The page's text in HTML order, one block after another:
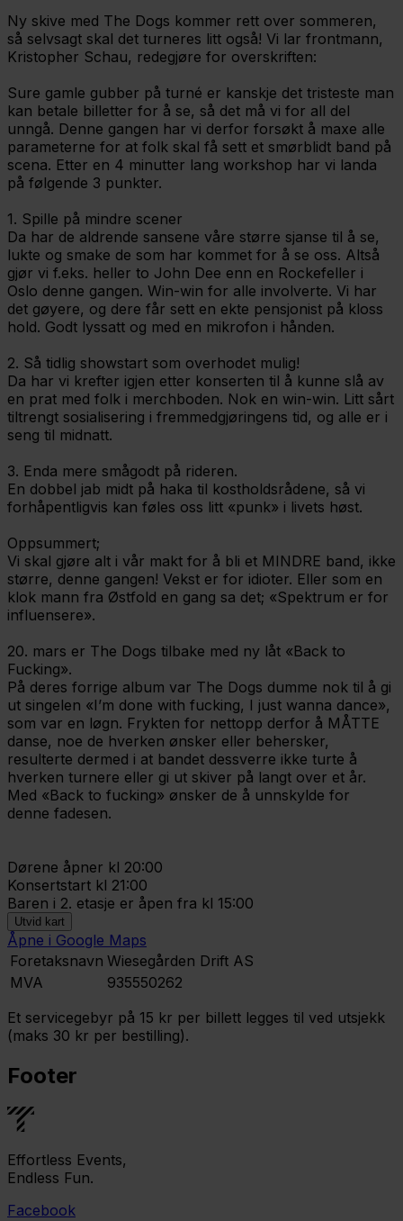
Ny skive med The Dogs kommer rett over sommeren,
så selvsagt skal det turneres litt også! Vi lar frontmann,
Kristopher Schau, redegjøre for overskriften:
Sure gamle gubber på turné er kanskje det tristeste man
kan betale billetter for å se, så det må vi for all del
unngå. Denne gangen har vi derfor forsøkt å maxe alle
parameterne for at folk skal få sett et smørblidt band på
scena. Etter en 4 minutter lang workshop har vi landa
på følgende 3 punkter.
1. Spille på mindre scener
Da har de aldrende sansene våre større sjanse til å se,
lukte og smake de som har kommet for å se oss. Altså
gjør vi f.eks. heller to John Dee enn en Rockefeller i
Oslo denne gangen. Win-win for alle involverte. Vi har
det gøyere, og dere får sett en ekte pensjonist på kloss
hold. Godt lyssatt og med en mikrofon i hånden.
2. Så tidlig showstart som overhodet mulig!
Da har vi krefter igjen etter konserten til å kunne slå av
en prat med folk i merchboden. Nok en win-win. Litt sårt
tiltrengt sosialisering i fremmedgjøringens tid, og alle er i
seng til midnatt.
3. Enda mere smågodt på rideren.
En dobbel jab midt på haka til kostholdsrådene, så vi
forhåpentligvis kan føles oss litt «punk» i livets høst.
Oppsummert;
Vi skal gjøre alt i vår makt for å bli et MINDRE band, ikke
større, denne gangen! Vekst er for idioter. Eller som en
klok mann fra Østfold en gang sa det; «Spektrum er for
influensere».
20. mars er The Dogs tilbake med ny låt «Back to
Fucking».
På deres forrige album var The Dogs dumme nok til å gi
ut singelen «I’m done with fucking, I just wanna dance»,
som var en løgn. Frykten for nettopp derfor å MÅTTE
danse, noe de hverken ønsker eller behersker,
resulterte dermed i at bandet dessverre ikke turte å
hverken turnere eller gi ut skiver på langt over et år.
Med «Back to fucking» ønsker de å unnskylde for
denne fadesen.
Dørene åpner kl 20:00
Konsertstart kl 21:00
Baren i 2. etasje er åpen fra kl 15:00
Utvid kart
Åpne i Google Maps
Foretaksnavn Wiesegården Drift AS
MVA
935550262
Et servicegebyr på 15 kr per billett legges til ved utsjekk
(maks 30 kr per bestilling).
Footer
Effortless Events,
Endless Fun.
Facebook